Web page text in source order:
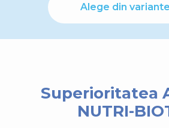
Alege din variante
Superioritatea
NUTRI-